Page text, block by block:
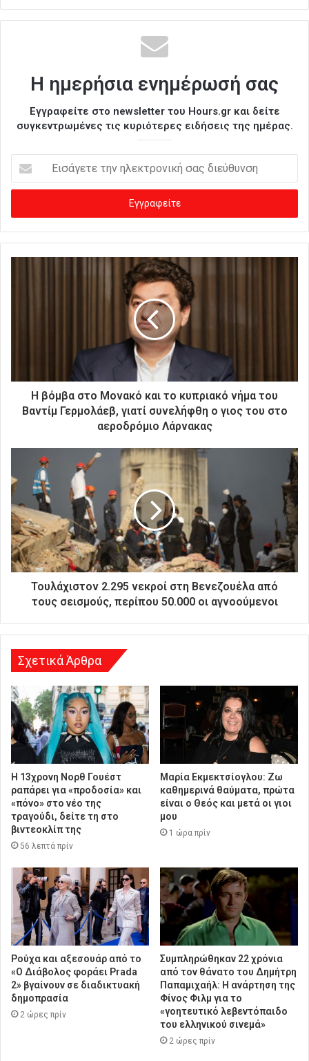
Η ημερήσια ενημέρωσή σας
Εγγραφείτε στο newsletter του Hours.gr και δείτε
συγκεντρωμένες τις κυριότερες ειδήσεις της ημέρας.
σ
γ
ε
τ
σ
α
ς
δ
ι
ε
ύ
σ
Η βόμβα στο Μονακό και το κυπριακό νήμα του
Βαντίμ Γερμολάεβ, γιατί συνελήφθη ο γιος του στο
αεροδρόμιο Λάρνακας
Τουλάχιστον 2.295 νεκροί στη Βενεζουέλα από
τους σεισμούς, περίπου 50.000 οι αγνοούμενοι
Σχετικά Άρθρα
Η 13χρονη Νορθ Γουέστ
ραπάρει για «προδοσία» και
«πόνο» στο νέο της
τραγούδι, δείτε τη στο
βιντεοκλίπ της
56 λεπτά πρίν
Μαρία Εκμεκτσίογλου: Ζω
καθημερινά θαύματα, πρώτα
είναι ο Θεός και μετά οι γιοι
μου
1 ώρα πρίν
Ρούχα και αξεσουάρ από το
«Ο Διάβολος φοράει Prada
2» βγαίνουν σε διαδικτυακή
δημοπρασία
2 ώρες πρίν
Συμπληρώθηκαν 22 χρόνια
από τον θάνατο του Δημήτρη
Παπαμιχαήλ: Η ανάρτηση της
Φίνος Φιλμ για το
«γοητευτικό λεβεντόπαιδο
του ελληνικού σινεμά»
2 ώρες πρίν